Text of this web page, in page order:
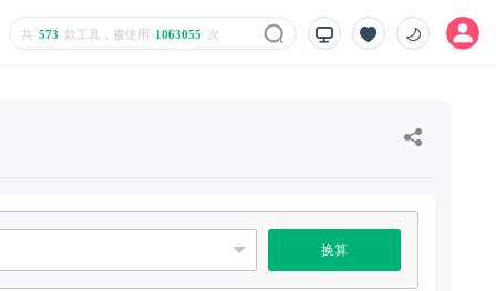
共 573 款工具，被使用 1063055 次
换算